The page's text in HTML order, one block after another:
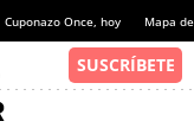
Cuponazo Once, hoy Mapa